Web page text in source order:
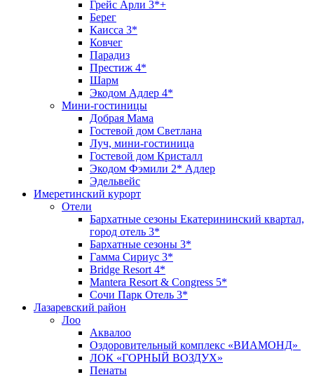
Грейс Арли 3*+
Берег
Каисса 3*
Ковчег
Парадиз
Престиж 4*
Шарм
Экодом Адлер 4*
Мини-гостиницы
Добрая Мама
Гостевой дом Светлана
Луч, мини-гостиница
Гостевой дом Кристалл
Экодом Фэмили 2* Адлер
Эдельвейс
Имеретинский курорт
Отели
Бархатные сезоны Екатерининский квартал,
город отель 3*
Бархатные сезоны 3*
Гамма Сириус 3*
Bridge Resort 4*
Mantera Resort & Congress 5*
Сочи Парк Отель 3*
Лазаревский район
Лоо
Аквалоо
Оздоровительный комплекс «ВИАМОНД»
ЛОК «ГОРНЫЙ ВОЗДУХ»
Пенаты